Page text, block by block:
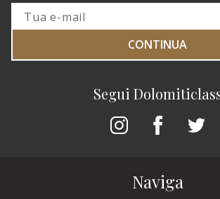
Segui
CONTINUA
Naviga